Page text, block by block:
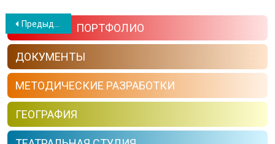
Навигация по записям
Предыдущие записи ПОРТФОЛИО
ДОКУМЕНТЫ
МЕТОДИЧЕСКИЕ РАЗРАБОТКИ
ГЕОГРАФИЯ